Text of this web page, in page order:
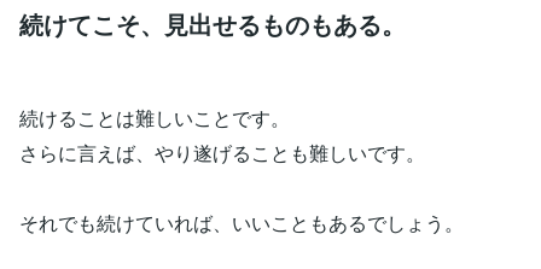
続けてこそ、見出せるものもある。
続けることは難しいことです。
さらに言えば、やり遂げることも難しいです。
それでも続けていれば、いいこともあるでしょう。